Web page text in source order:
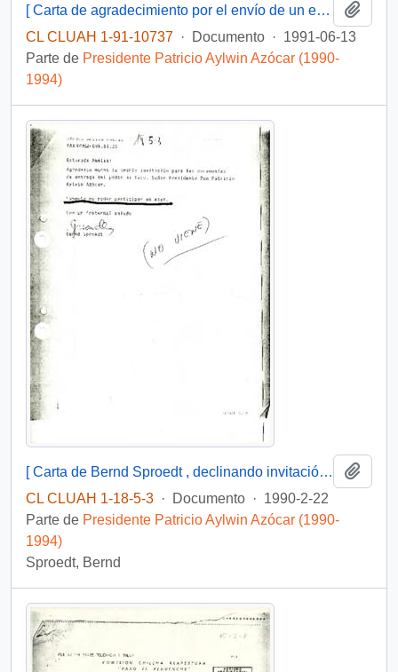
[ Carta de agradecimiento por el envío de un ejemplar de la Revista Escolar "Instituto" del Instituto Salesiano]
CL CLUAH 1-91-10737 · Documento · 1991-06-13
Parte de Presidente Patricio Aylwin Azócar (1990-
1994)
[ Carta de Bernd Sproedt , declinando invitación a acto de posesión ].
CL CLUAH 1-18-5-3 · Documento · 1990-2-22
Parte de Presidente Patricio Aylwin Azócar (1990-
1994)
Sproedt, Bernd